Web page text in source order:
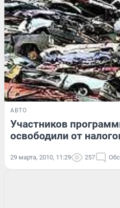
АВТО
Участников
освободили от
29 марта, 2010, 11:29 257